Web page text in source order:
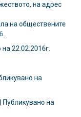
на адрес
на обществените
на 22.02.2016г.
на
| Публикувано на